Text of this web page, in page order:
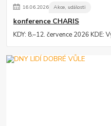
16.06.2026 Akce, události
konference CHARIS
KDY: 8.–12. července 2026 KDE: